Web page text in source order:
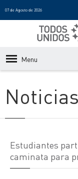
07 de Agosto de 2026
Menu
Noticias
Estudiantes
caminata para